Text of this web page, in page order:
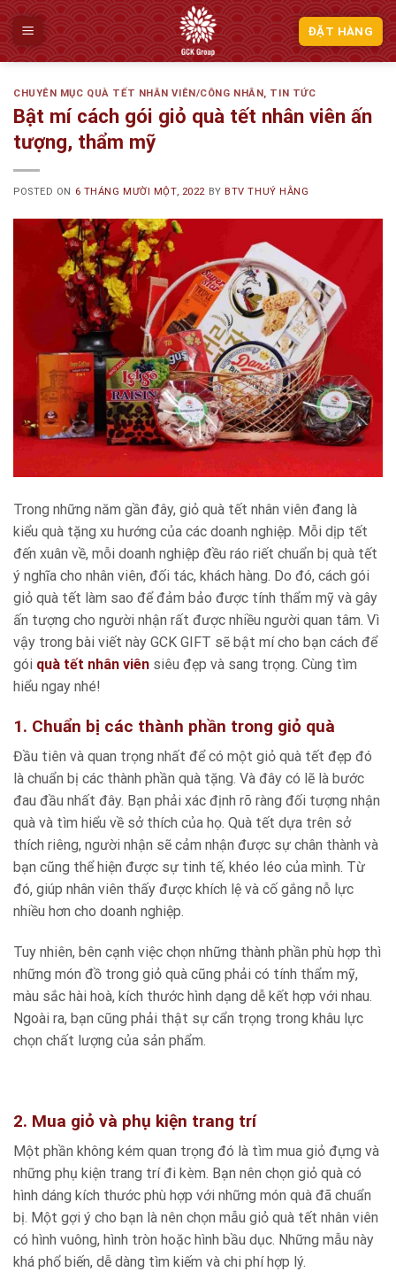
Skip
to
content
ĐẶT HÀNG
CHUYÊN MỤC QUÀ TẾT NHÂN VIÊN/CÔNG NHÂN, TIN TỨC
Bật mí cách gói giỏ quà tết nhân viên ấn
tượng, thẩm mỹ
POSTED ON 6 THÁNG MƯỜI MỘT, 2022 BY BTV THUÝ HẰNG
Trong những năm gần đây, giỏ quà tết nhân viên đang là
kiểu quà tặng xu hướng của các doanh nghiệp. Mỗi dịp tết
đến xuân về, mỗi doanh nghiệp đều ráo riết chuẩn bị quà tết
ý nghĩa cho nhân viên, đối tác, khách hàng. Do đó, cách gói
giỏ quà tết làm sao để đảm bảo được tính thẩm mỹ và gây
ấn tượng cho người nhận rất được nhiều người quan tâm. Vì
vậy trong bài viết này GCK GIFT sẽ bật mí cho bạn cách để
gói quà tết nhân viên siêu đẹp và sang trọng. Cùng tìm
hiểu ngay nhé!
1. Chuẩn bị các thành phần trong giỏ quà
Đầu tiên và quan trọng nhất để có một giỏ quà tết đẹp đó
là chuẩn bị các thành phần quà tặng. Và đây có lẽ là bước
đau đầu nhất đây. Bạn phải xác định rõ ràng đối tượng nhận
quà và tìm hiểu về sở thích của họ. Quà tết dựa trên sở
thích riêng, người nhận sẽ cảm nhận được sự chân thành và
bạn cũng thể hiện được sự tinh tế, khéo léo của mình. Từ
đó, giúp nhân viên thấy được khích lệ và cố gắng nỗ lực
nhiều hơn cho doanh nghiệp.
Tuy nhiên, bên cạnh việc chọn những thành phần phù hợp thì
những món đồ trong giỏ quà cũng phải có tính thẩm mỹ,
màu sắc hài hoà, kích thước hình dạng dễ kết hợp với nhau.
Ngoài ra, bạn cũng phải thật sự cẩn trọng trong khâu lực
chọn chất lượng của sản phẩm.
2. Mua giỏ và phụ kiện trang trí
Một phần không kém quan trọng đó là tìm mua giỏ đựng và
những phụ kiện trang trí đi kèm. Bạn nên chọn giỏ quà có
hình dáng kích thước phù hợp với những món quà đã chuẩn
bị. Một gợi ý cho bạn là nên chọn mẫu giỏ quà tết nhân viên
có hình vuông, hình tròn hoặc hình bầu dục. Những mẫu này
khá phổ biến, dễ dàng tìm kiếm và chi phí hợp lý.